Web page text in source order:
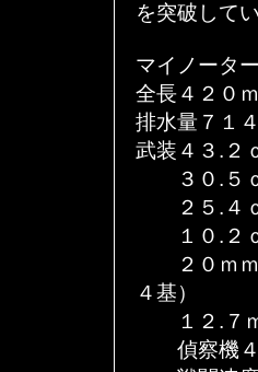
を突破して
マイノータ
全長４２０ｍ
排水量７１
武装４３.２
３０.５ｃ
２５.４ｃ
１０.２ｃ
２０ｍｍ
４基）
１２.７ｍ
偵察機４